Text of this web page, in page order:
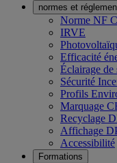
normes et
Norme NF
IRVE
Efficacité
Éclairage de
Sécurité
Profils
Marquage
Recyclage
Affichage
Accessibilité
Formations